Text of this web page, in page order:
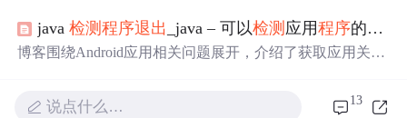
法并不总是有效，因为服务可能仍在后台以低优先级运
行。问题在于`OnDestroy()`方法并不保证在所有情况下都
java检测程序退出 _java – 可以检测 应用程序的退出
博客围绕Android应用相关问题展开，介绍了获取应用关闭/
s.killProcess或添加标志启动HomeActivity等，同时指出应用
说点什么… 13